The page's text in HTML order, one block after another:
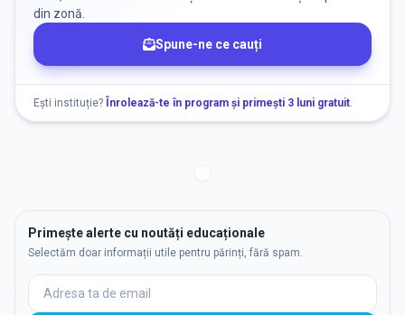
din zonă.
Spune-ne ce cauți
Ești instituție? Înrolează-te în program și primești 3 luni gratuit.
Primește alerte cu noutăți educaționale
Selectăm doar informații utile pentru părinți, fără spam.